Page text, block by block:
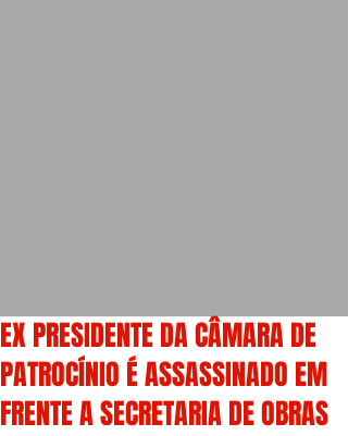
EX PRESIDENTE DA CÂMARA DE
PATROCÍNIO É ASSASSINADO EM
FRENTE A SECRETARIA DE OBRAS